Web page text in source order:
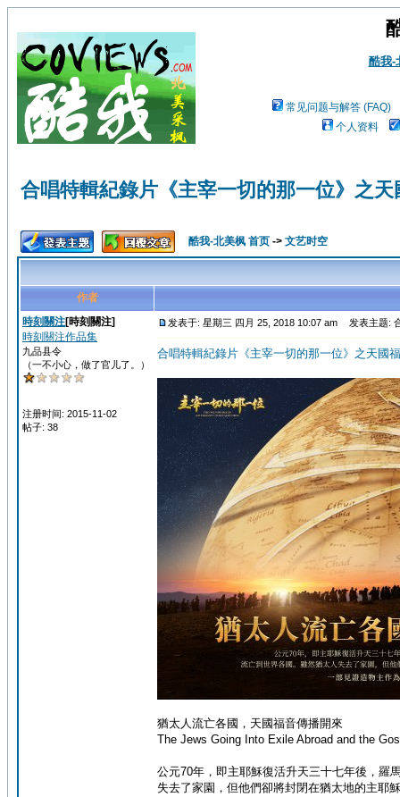
酷我-
常见问题与解答 (FAQ)
个人资料
合唱特輯紀錄片《主宰一切的那一位》之
酷我-北美枫 首页 -> 文艺时空
作者
時刻關注[時刻關注]
時刻關注作品集
九品县令
（一不小心，做了官儿了。）
注册时间: 2015-11-02
帖子: 38
发表于: 星期三 四月 25, 2018 10:07 am 发表主题:
合唱特輯紀錄片《主宰一切的那一位》之天國
猶太人流亡各國，天國福音傳播開來
The Jews Going Into Exile Abroad and the
公元70年，即主耶穌復活升天三十七年後，羅
失去了家園，但他們卻將封閉在猶太地的主耶